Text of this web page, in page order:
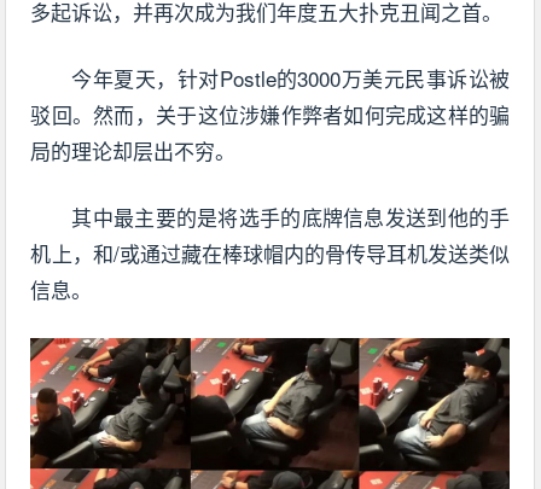
多起诉讼，并再次成为我们年度五大扑克丑闻之首。
今年夏天，针对Postle的3000万美元民事诉讼被
驳回。然而，关于这位涉嫌作弊者如何完成这样的骗
局的理论却层出不穷。
其中最主要的是将选手的底牌信息发送到他的手
机上，和/或通过藏在棒球帽内的骨传导耳机发送类似
信息。